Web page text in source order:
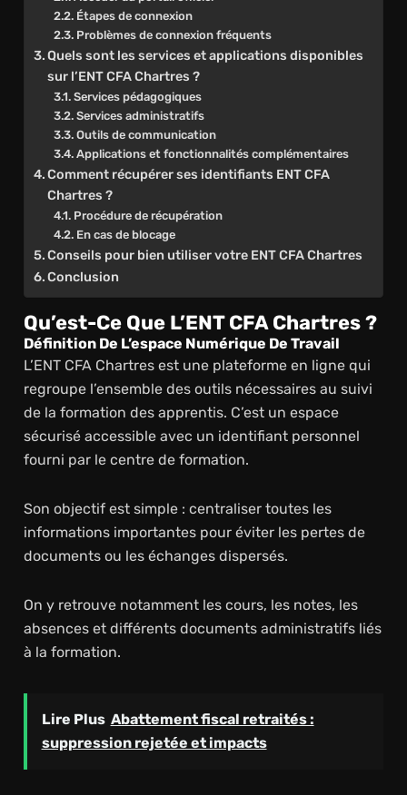
Étapes de connexion
Problèmes de connexion fréquents
Quels sont les services et applications disponibles
sur l’ENT CFA Chartres ?
Services pédagogiques
Services administratifs
Outils de communication
Applications et fonctionnalités complémentaires
Comment récupérer ses identifiants ENT CFA
Chartres ?
Procédure de récupération
En cas de blocage
Conseils pour bien utiliser votre ENT CFA Chartres
Conclusion
Qu’est-Ce Que L’ENT CFA Chartres ?
Définition De L’espace Numérique De Travail
L’ENT CFA Chartres est une plateforme en ligne qui
regroupe l’ensemble des outils nécessaires au suivi
de la formation des apprentis. C’est un espace
sécurisé accessible avec un identifiant personnel
fourni par le centre de formation.
Son objectif est simple : centraliser toutes les
informations importantes pour éviter les pertes de
documents ou les échanges dispersés.
On y retrouve notamment les cours, les notes, les
absences et différents documents administratifs liés
à la formation.
Lire Plus Abattement fiscal retraités :
suppression rejetée et impacts